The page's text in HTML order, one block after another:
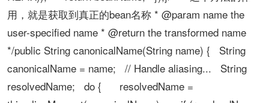
用，就是获取到真正的bean名称 * @param name the
user-specified name * @return the transformed name
*/public String canonicalName(String name) { String
canonicalName = name; // Handle aliasing... String
resolvedName; do { resolvedName =